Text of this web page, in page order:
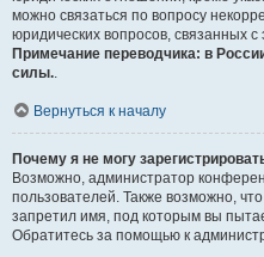
можно связаться по вопросу
юридических вопросов, связанных
Примечание переводчика: в
силы..
Вернуться к началу
Почему я не могу
Возможно, администратор
пользователей. Также возможно,
запретил имя, под которым вы
Обратитесь за помощью к